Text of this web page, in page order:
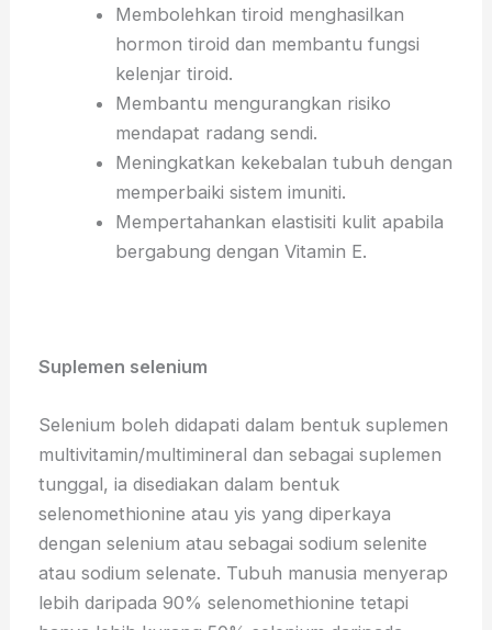
Membolehkan tiroid menghasilkan
hormon tiroid dan membantu fungsi
kelenjar tiroid.
Membantu mengurangkan risiko
mendapat radang sendi.
Meningkatkan kekebalan tubuh dengan
memperbaiki sistem imuniti.
Mempertahankan elastisiti kulit apabila
bergabung dengan Vitamin E.
Suplemen selenium
Selenium boleh didapati dalam bentuk suplemen
multivitamin/multimineral dan sebagai suplemen
tunggal, ia disediakan dalam bentuk
selenomethionine atau yis yang diperkaya
dengan selenium atau sebagai sodium selenite
atau sodium selenate. Tubuh manusia menyerap
lebih daripada 90% selenomethionine tetapi